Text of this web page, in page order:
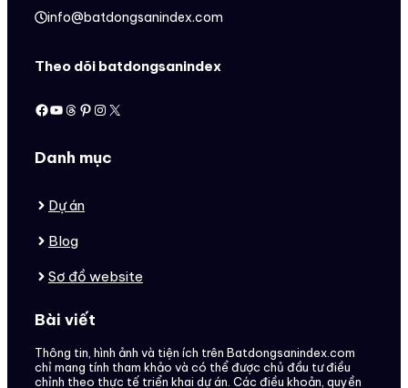
info@batdongsanindex.com
Theo dõi batdongsanindex
Facebook
Youtube
Threads
Pinterest
Instagram
X
Danh mục
Dự án
Blog
Sơ đồ website
Bài viết
Thông tin, hình ảnh và tiện ích trên Batdongsanindex.com
chỉ mang tính tham khảo và có thể được chủ đầu tư điều
chỉnh theo thực tế triển khai dự án. Các điều khoản, quyền